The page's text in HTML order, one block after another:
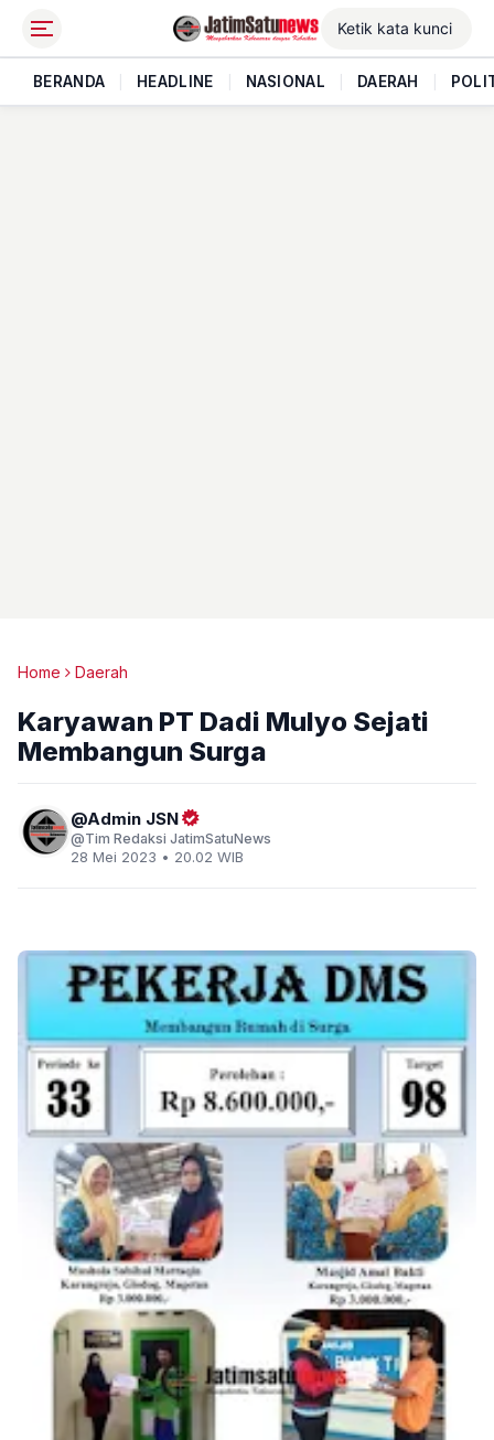
BERANDA HEADLINE NASIONAL DAERAH
Home Daerah
Karyawan PT Dadi Mulyo Sejati
Membangun Surga
Admin JSN
Tim Redaksi JatimSatuNews
28 Mei 2023 • 20.02 WIB